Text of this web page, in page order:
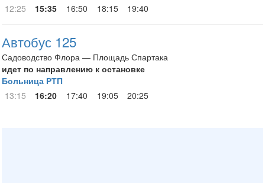
12:25
15:35 16:50 18:15 19:40
Автобус 125
Садоводство Флора — Площадь Спартака
идет по направлению к остановке
Больница РТП
13:15
16:20 17:40 19:05 20:25